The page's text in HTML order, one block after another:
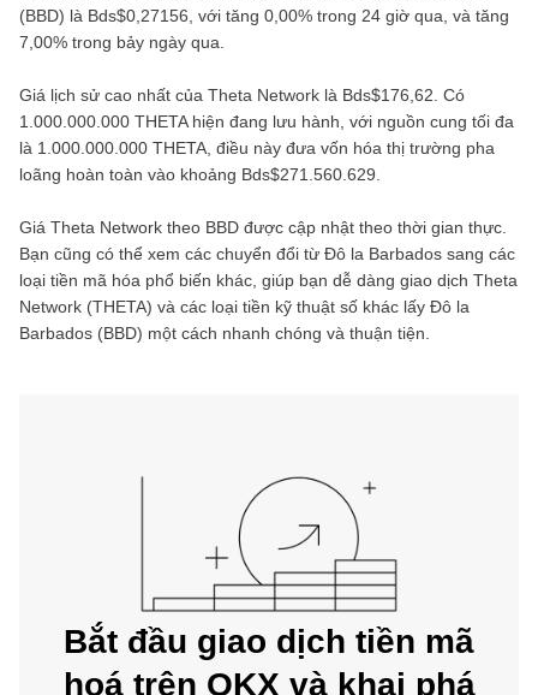
(BBD) là Bds$0,27156 , với tăng 0,00% trong 24 giờ qua, và tăng
7,00% trong bảy ngày qua.
Giá lịch sử cao nhất của Theta Network là Bds$176,62 . Có
1.000.000.000 THETAhiện đang lưu hành, với nguồn cung tối đa
là 1.000.000.000 THETA , điều này đưa vốn hóa thị trường pha
loãng hoàn toàn vào khoảng Bds$271.560.629
Giá Theta Network theo BBD được cập nhật theo thời gian thực.
Bạn cũng có thể xem các chuyển đổi từ Đô la Barbados sang các
loại tiền mã hóa phổ biến khác, giúp bạn dễ dàng giao dịch Theta
Network (THETA) và các loại tiền kỹ thuật số khác lấy Đô la
Barbados (BBD) một cách nhanh chóng và thuận tiện.
Bắt đầu giao dịch tiền mã
hoá trên OKX và khai phá